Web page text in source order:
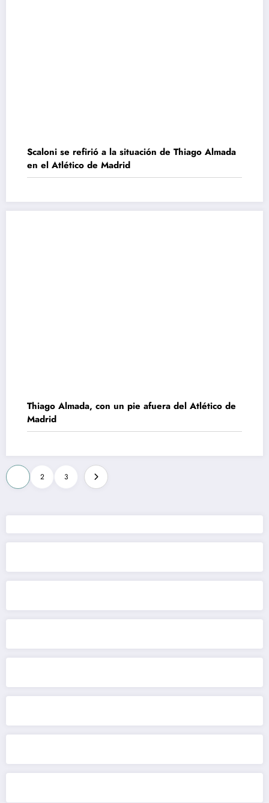
Scaloni se refirió a la situación de Thiago Almada
en el Atlético de Madrid
Thiago Almada, con un pie afuera del Atlético de
Madrid
Paginación
de
entradas
2 3